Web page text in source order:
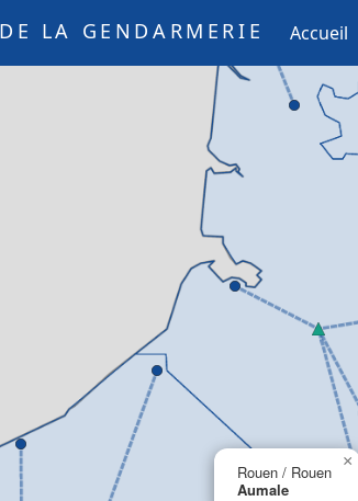
LA GENDARMERIE Accueil
Rouen / Rouen
Aumale
×